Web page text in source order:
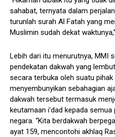
sahabat, ternyata dalam
turunlah surah Al Fatah yang
Muslimin sudah dekat
Lebih dari itu menurutnya, MMI
pendekatan dakwah yang
secara terbuka oleh suatu pihak
menyembunyikan sebahagian
dakwah tersebut termasuk
keutamaan i’dad kepada
negara. “Kita berdakwah
ayat 159, mencontohi akhlaq